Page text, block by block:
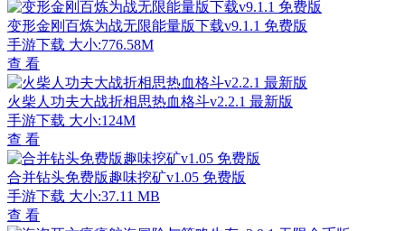
变形金刚百炼为战无限能量版下载v9.1.1 免费版
手游下载 大小:776.58M
查 看
火柴人功夫大战折相思热血格斗v2.2.1 最新版
手游下载 大小:124M
查 看
合并钻头免费版趣味挖矿v1.05 免费版
手游下载 大小:37.11 MB
查 看